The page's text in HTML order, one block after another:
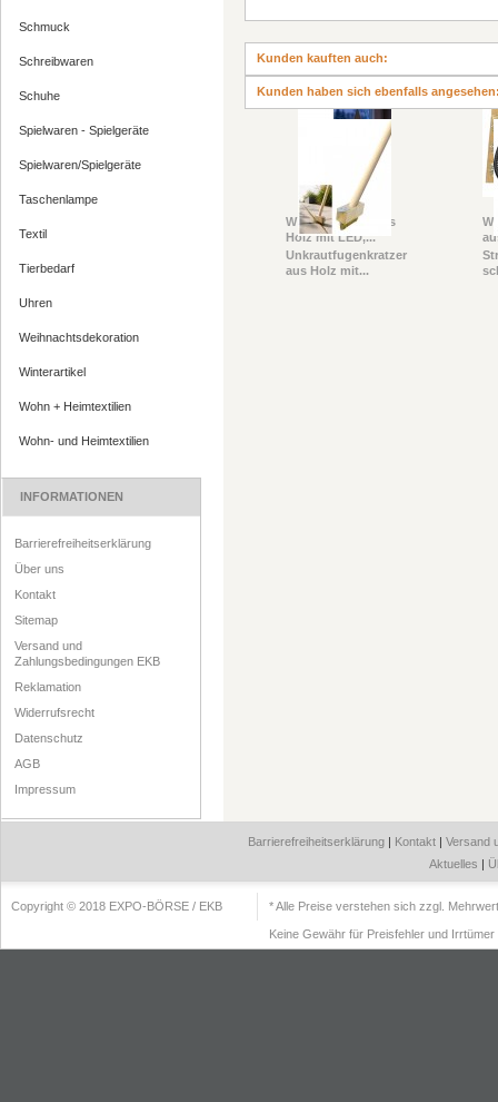
Schmuck
Schreibwaren
Schuhe
Spielwaren - Spielgeräte
Spielwaren/Spielgeräte
Taschenlampe
Textil
Tierbedarf
Uhren
Weihnachtsdekoration
Winterartikel
Wohn + Heimtextilien
Wohn- und Heimtextilien
INFORMATIONEN
Barrierefreiheitserklärung
Über uns
Kontakt
Sitemap
Versand und
Zahlungsbedingungen EKB
Reklamation
Widerrufsrecht
Datenschutz
AGB
Impressum
Kunden kauften auch:
W Deko Kirche aus
Holz mit LED,...
W
Kunden haben sich ebenfalls
Unkrautfugenkratzer
aus Holz mit...
Barrierefreiheitserklärung | Kontakt | Versand
Aktuelles |
Copyright © 2018 EXPO-BÖRSE / EKB * Alle Preise verstehen sich zzgl.
Keine Gewähr für Preisfehler und Irrtümer